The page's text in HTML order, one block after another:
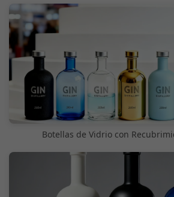
Botellas de Vidrio con